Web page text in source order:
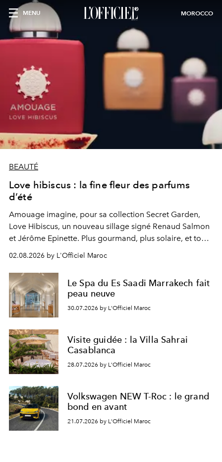
MENU MOROCCO
BEAUTÉ
Love hibiscus : la fine fleur des parfums
d’été
Amouage imagine, pour sa collection Secret Garden,
Love Hibiscus, un nouveau sillage signé Renaud Salmon
et Jérôme Epinette. Plus gourmand, plus solaire, et tout
à fait irrésistible.
02.08.2026 by L'Officiel Maroc
Le Spa du Es Saadi Marrakech fait
peau neuve
30.07.2026 by L'Officiel Maroc
Visite guidée : la Villa Sahrai
Casablanca
28.07.2026 by L'Officiel Maroc
Volkswagen NEW T-Roc : le grand
bond en avant
21.07.2026 by L'Officiel Maroc